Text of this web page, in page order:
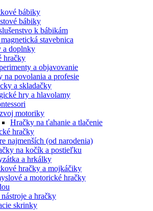
bábiky
bábiky
k bábikám
stavebnica
a doplnky
hračky
a objavovanie
na povolania a profesie
a skladačky
hry a hlavolamy
motoriky
Hračky na ťahanie a tlačenie
hračky
najmenších (od narodenia)
na kočík a postieľku
a hrkálky
hračky a mojkáčiky
a motorické hračky
a hračky
skrinky